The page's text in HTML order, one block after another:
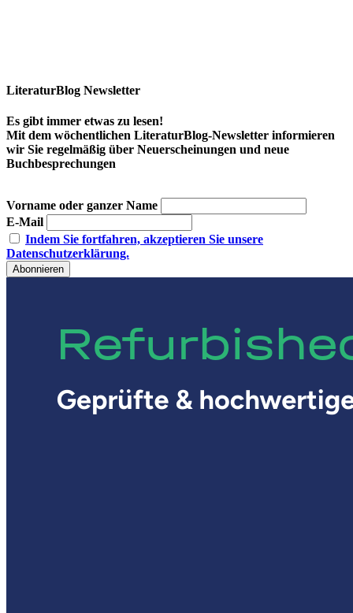
LiteraturBlog Newsletter
Es gibt immer etwas zu lesen!
Mit dem wöchentlichen LiteraturBlog-Newsletter informieren
wir Sie regelmäßig über Neuerscheinungen und neue
Buchbesprechungen
Vorname oder ganzer Name
E-Mail
Indem Sie fortfahren, akzeptieren Sie unsere
Datenschutzerklärung.